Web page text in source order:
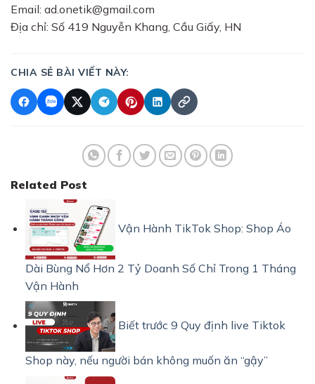
Email: ad.onetik@gmail.com
Địa chỉ: Số 419 Nguyễn Khang, Cầu Giấy, HN
CHIA SẺ BÀI VIẾT NÀY:
Related Post
Vận Hành TikTok Shop: Shop Áo
Dài Bùng Nổ Hơn 2 Tỷ Doanh Số Chỉ Trong 1 Tháng
Vận Hành
Biết trước 9 Quy định live Tiktok
Shop này, nếu người bán không muốn ăn “gậy”